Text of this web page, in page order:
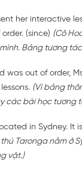
her interactive
(since) (Cô
Bảng tương
was out of order,
(Vì bảng
các bài học tương
in Sydney. It
thú Taronga nằm ở
vật.)